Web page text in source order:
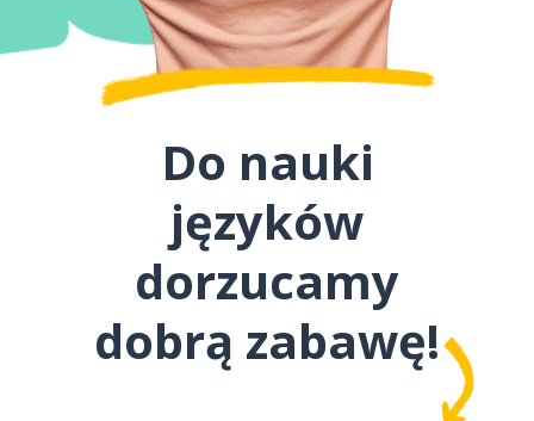
Do nauki
języków
dorzucamy
dobrą zabawę!